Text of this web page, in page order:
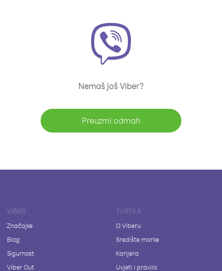
Nemaš još Viber?
Preuzmi odmah
VIBER
Značajke
Blog
Sigurnost
Viber Out
TVRTKA
O Viberu
Središte marke
Karijera
Uvjeti i pravila